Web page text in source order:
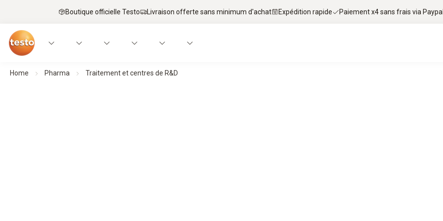
Boutique officielle Testo Livraison offerte sans minimum d'achat Expédition rapide Paiement x4 sans frais via
Home Pharma Traitement et centres de R&D